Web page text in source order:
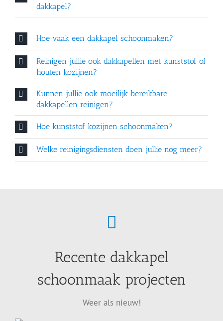
dakkapel?
Hoe vaak een dakkapel schoonmaken?
Reinigen jullie ook dakkapellen met kunststof of
houten kozijnen?
Kunnen jullie ook moeilijk bereikbare
dakkapellen reinigen?
Hoe kunststof kozijnen schoonmaken?
Welke reinigingsdiensten doen jullie nog meer?
Recente dakkapel
schoonmaak projecten
Weer als nieuw!